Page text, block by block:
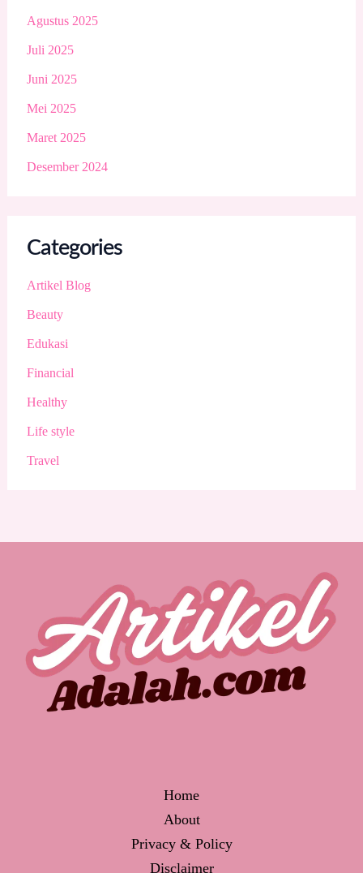
Agustus 2025
Juli 2025
Juni 2025
Mei 2025
Maret 2025
Desember 2024
Categories
Artikel Blog
Beauty
Edukasi
Financial
Healthy
Life style
Travel
Home
About
Privacy & Policy
Disclaimer